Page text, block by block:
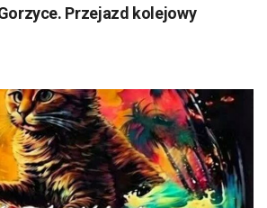
Przejazd kolejowy